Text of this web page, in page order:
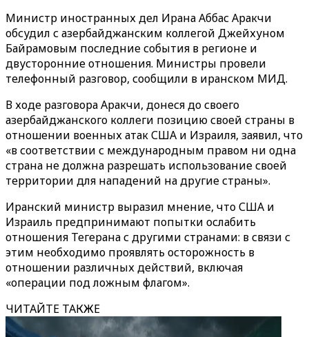
Министр иностранных дел Ирана Аббас Аракчи
обсудил с азербайджанским коллегой Джейхуном
Байрамовым последние события в регионе и
двусторонние отношения. Министры провели
телефонный разговор, сообщили в иранском МИД.
В ходе разговора Аракчи, донеся до своего
азербайджанского коллеги позицию своей страны в
отношении военных атак США и Израиля, заявил, что
«в соответствии с международным правом ни одна
страна не должна разрешать использование своей
территории для нападений на другие страны».
Иранский министр выразил мнение, что США и
Израиль предпринимают попытки ослабить
отношения Тегерана с другими странами: в связи с
этим необходимо проявлять осторожность в
отношении различных действий, включая
«операции под ложным флагом».
ЧИТАЙТЕ ТАКЖЕ